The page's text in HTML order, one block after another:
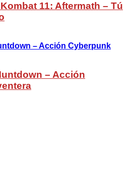
11: Aftermath – Tú
– Acción